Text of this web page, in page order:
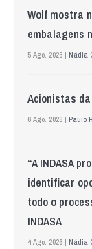
Wolf mostra
embalagens
5 Ago. 2026 | Nádia
Acionistas
6 Ago. 2026 | Paulo
“A INDASA
identificar
todo o
INDASA
4 Ago. 2026 | Nádia